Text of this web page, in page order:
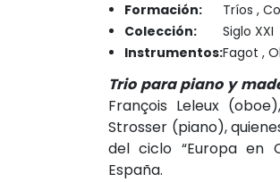
Formación:
Tríos ,
Colección:
Siglo XXI
Instrumentos:Fagot ,
Trio para piano y
François Leleux
Strosser (piano),
del ciclo “Europa en
España.